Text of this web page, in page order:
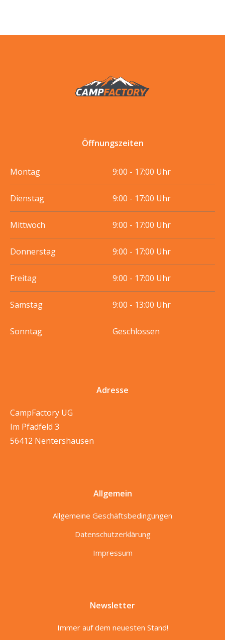
Öffnungszeiten
Montag 9:00 - 17:00 Uhr
Dienstag 9:00 - 17:00 Uhr
Mittwoch 9:00 - 17:00 Uhr
Donnerstag 9:00 - 17:00 Uhr
Freitag 9:00 - 17:00 Uhr
Samstag 9:00 - 13:00 Uhr
Sonntag Geschlossen
Adresse
CampFactory UG
Im Pfadfeld 3
56412 Nentershausen
Allgemein
Allgemeine Geschäftsbedingungen
Datenschutzerklärung
Impressum
Newsletter
Immer auf dem neuesten Stand!